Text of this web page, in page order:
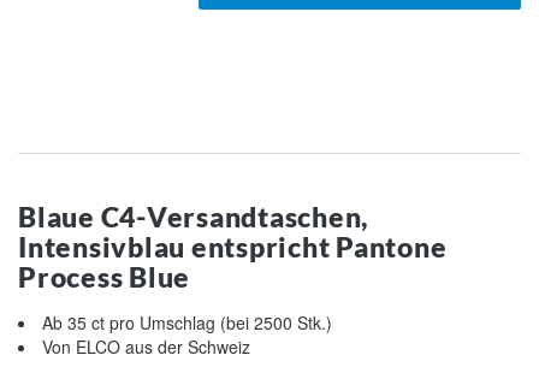
Blaue C4-Versandtaschen,
Intensivblau entspricht Pantone
Process Blue
Ab 35 ct pro Umschlag (bei 2500 Stk.)
Von ELCO aus der Schweiz